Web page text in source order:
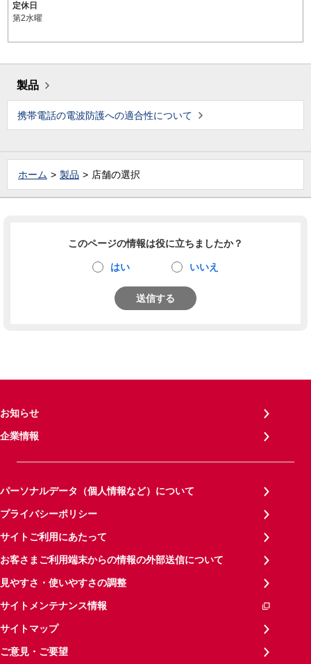
定休日
第2水曜
製品
携帯電話の電波防護への適合性について
ホーム 製品 店舗の選択
このページの情報は役に立ちましたか？
はい いいえ
送信する
お知らせ
企業情報
パーソナルデータ（個人情報など）について
プライバシーポリシー
サイトご利用にあたって
お客さまご利用端末からの情報の外部送信について
見やすさ・使いやすさの調整
サイトメンテナンス情報
サイトマップ
ご意見・ご要望